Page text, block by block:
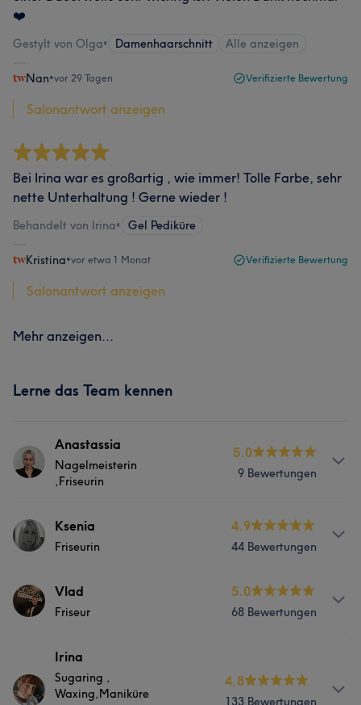
❤️
Gestylt von Olga• Damenhaarschnitt Alle anzeigen
Nan•vor 29 Tagen Verifizierte Bewertung
Salonantwort anzeigen
Bei Irina war es großartig , wie immer! Tolle Farbe, sehr
nette Unterhaltung ! Gerne wieder !
Behandelt von Irina• Gel Pediküre
Kristina•vor etwa 1 Monat Verifizierte Bewertung
Salonantwort anzeigen
Mehr anzeigen...
Lerne das Team kennen
Anastassia
Nagelmeisterin
,Friseurin
5.0
9 Bewertungen
Services
Portfolio
Ksenia
Friseurin
4.9
44 Bewertungen
Services
Was unsere Kunden über Ksenia sagen
Vlad
Friseur
5.0
68 Bewertungen
Top Meister in alle Coloration und Strähnentechnik! 14
Jahre Erfahrung in Friseurwerk
Irina
Sugaring ,
Waxing,Maniküre
4.8
133 Bewertungen